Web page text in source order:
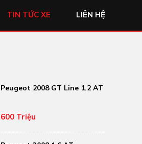
TIN TỨC XE LIÊN HỆ
Peugeot 2008 GT Line 1.2 AT
600 Triệu